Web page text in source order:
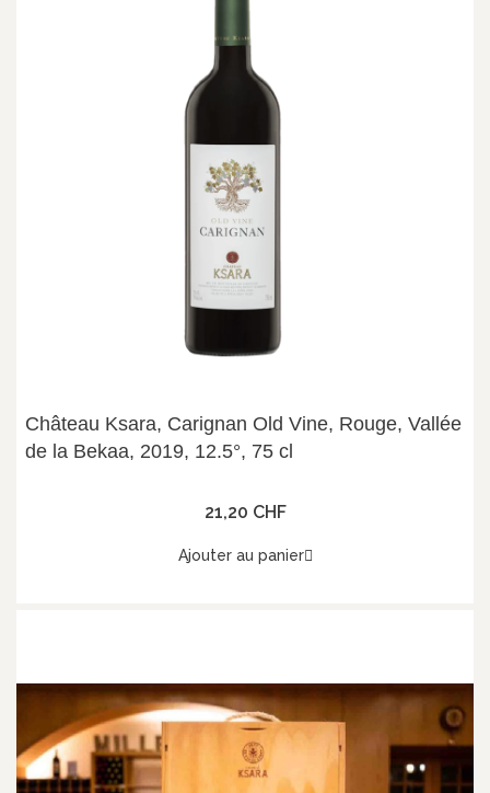
Château Ksara, Carignan Old Vine, Rouge, Vallée
de la Bekaa, 2019, 12.5°, 75 cl
21,20 CHF
Ajouter au panier